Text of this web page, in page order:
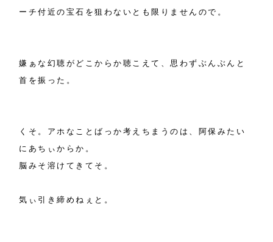
ーチ付近の宝石を狙わないとも限りませんので。
嫌ぁな幻聴がどこからか聴こえて、思わずぶんぶんと
首を振った。
くそ。アホなことばっか考えちまうのは、阿保みたい
にあちぃからか。
脳みそ溶けてきてそ。
気ぃ引き締めねぇと。